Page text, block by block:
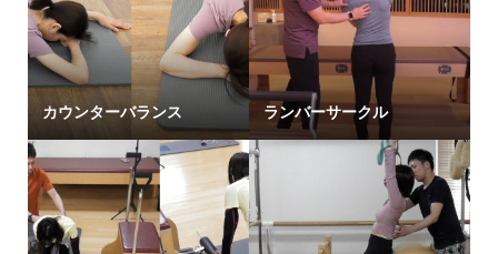
カウンターバランス ランバーサークル